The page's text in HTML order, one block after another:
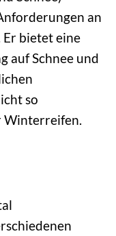
an
bietet eine
auf Schnee und
so
Winterreifen.